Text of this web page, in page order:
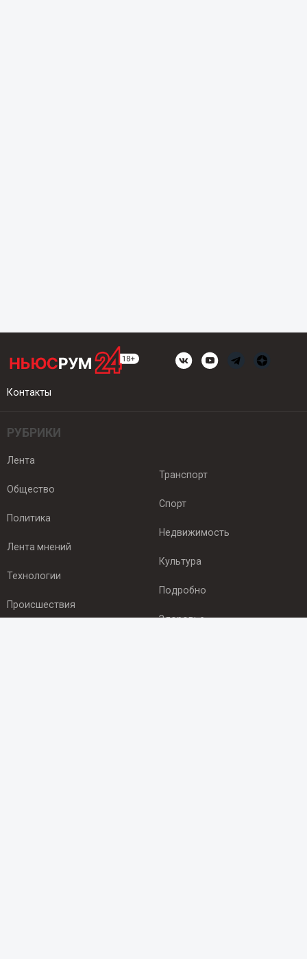
Контакты
РУБРИКИ
Лента
Общество
Политика
Лента мнений
Технологии
Происшествия
Транспорт
Спорт
Недвижимость
Культура
Подробно
Здоровье